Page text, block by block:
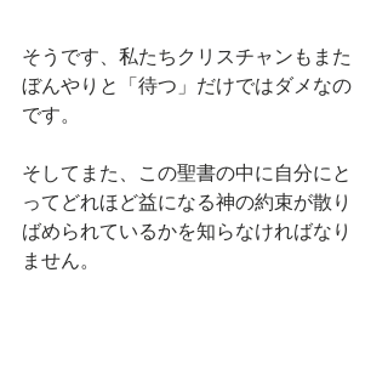
そうです、私たちクリスチャンもまた
ぼんやりと「待つ」だけではダメなの
です。
そしてまた、この聖書の中に自分にと
ってどれほど益になる神の約束が散り
ばめられているかを知らなければなり
ません。